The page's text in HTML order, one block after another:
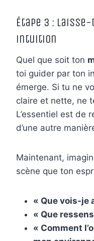
Étape 3 :
intuition
Quel que soit ton
toi guider par ton
émerge. Si tu ne
claire et nette, ne
L’essentiel est de
d’une autre
Maintenant,
scène que ton
« Que vois-je
« Que
« Comment